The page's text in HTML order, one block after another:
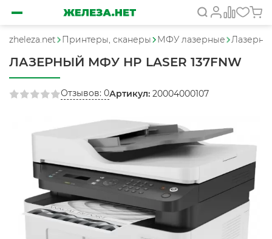
zheleza.net Принтеры, сканеры МФУ лазерные
ЛАЗЕРНЫЙ МФУ HP LASER 137FNW
Отзывов: 0Артикул: 20004000107